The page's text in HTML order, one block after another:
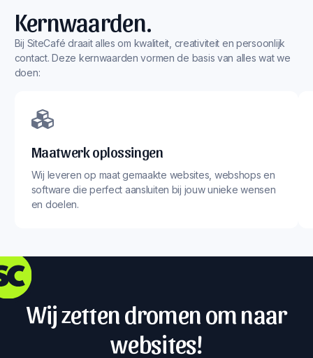
Kernwaarden.
Bij SiteCafé draait alles om kwaliteit, creativiteit en persoonlijk
contact. Deze kernwaarden vormen de basis van alles wat we
doen:
Maatwerk oplossingen
Wij leveren op maat gemaakte websites, webshops en
software die perfect aansluiten bij jouw unieke wensen
en doelen.
Wij zetten dromen om naar
websites!